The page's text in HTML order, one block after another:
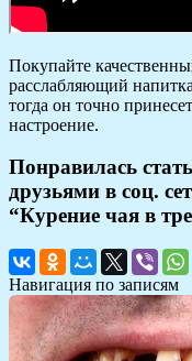
Покупайте
расслабляющий
тогда он точно
настроение.
Понравилась
друзьями в соц.
“Курение чая в
Навигация по записям